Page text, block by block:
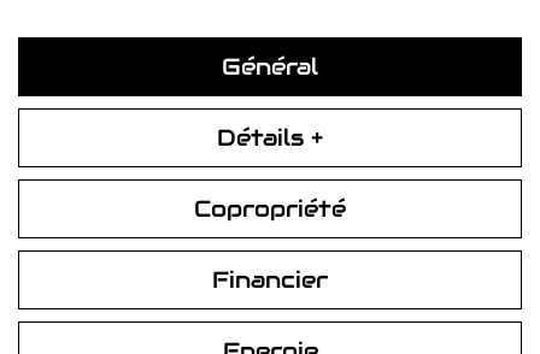
Général
Détails +
Copropriété
Financier